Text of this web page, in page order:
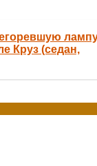
Круз (седан,